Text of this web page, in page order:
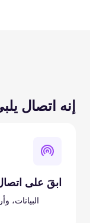
إنه اتصال
ابقَ على
البيانات،